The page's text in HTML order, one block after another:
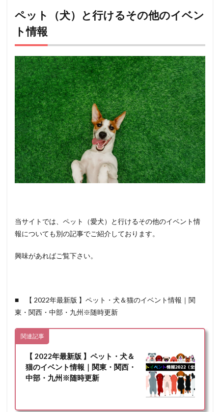
ペット（犬）と行けるその他のイベン
ト情報
当サイトでは、ペット（愛犬）と行けるその他のイベント情
報についても別の記事でご紹介しております。
興味があればご覧下さい。
■ 【 2022年最新版 】ペット・犬＆猫のイベント情報｜関
東・関西・中部・九州※随時更新
関連記事
【 2022年最新版 】ペット・犬＆
猫のイベント情報｜関東・関西・
中部・九州※随時更新